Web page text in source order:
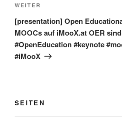
Nächster
Beitrag
WEITER
[presentation] Open
MOOCs auf iMooX.at OER
#OpenEducation #keynote
#iMooX
SEITEN